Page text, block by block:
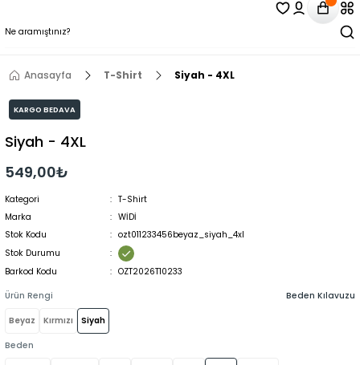
Anasayfa T-Shirt Siyah - 4XL
KARGO BEDAVA
Siyah - 4XL
549,00₺
Kategori
T-Shirt
Marka
WİDİ
Stok Kodu
ozt011233456beyaz_siyah_4xl
Stok Durumu
Barkod Kodu
OZT2026T10233
Ürün Rengi
Beyaz Kırmızı Siyah
Beden
Beden Kılavuzu